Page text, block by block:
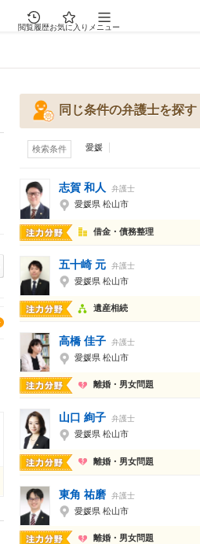
閲覧履歴お気に入り メニュー
同じ条件の弁護士を探す
検索条件 愛媛
志賀 和人 弁護士
愛媛県 松山市
借金・債務整理
五十崎 元 弁護士
愛媛県 松山市
遺産相続
高橋 佳子 弁護士
愛媛県 松山市
離婚・男女問題
山口 絢子 弁護士
愛媛県 松山市
離婚・男女問題
東角 祐磨 弁護士
愛媛県 松山市
離婚・男女問題